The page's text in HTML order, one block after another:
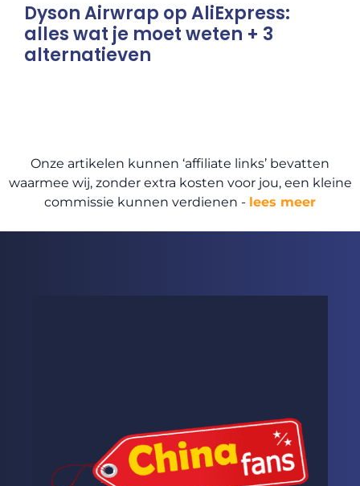
Dyson Airwrap op AliExpress:
alles wat je moet weten + 3
alternatieven
Onze artikelen kunnen ‘affiliate links’ bevatten
waarmee wij, zonder extra kosten voor jou, een kleine
commissie kunnen verdienen - lees meer